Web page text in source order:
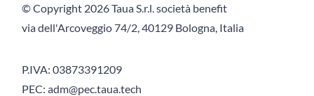
© Copyright 2026 Taua S.r.l. società benefit
via dell'Arcoveggio 74/2, 40129 Bologna, Italia
P.IVA: 03873391209
PEC: adm@pec.taua.tech